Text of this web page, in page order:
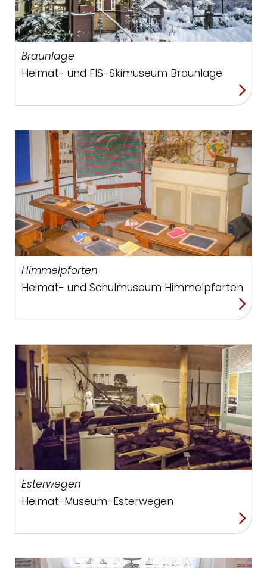
Braunlage
Heimat- und FIS-Skimuseum Braunlage
Himmelpforten
Heimat- und Schulmuseum Himmelpforten
Esterwegen
Heimat-Museum-Esterwegen